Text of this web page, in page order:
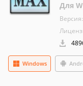
Для
Версия:
Windows